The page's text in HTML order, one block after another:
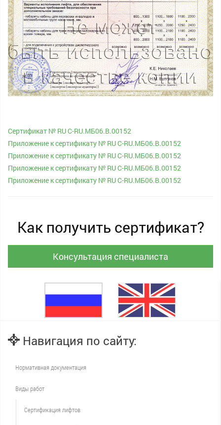
Сертификат № RU С-RU.МБ06.B.00152
Приложение к сертификату № RU С-RU.МБ06.B.00152
Приложение к сертификату № RU С-RU.МБ06.B.00152
Приложение к сертификату № RU С-RU.МБ06.B.00152
Приложение к сертификату № RU С-RU.МБ06.B.00152
Как получить сертификат?
Консультация специалиста
Навигация по сайту:
Нормативная документация
Виды работ
Сертификация лифтов